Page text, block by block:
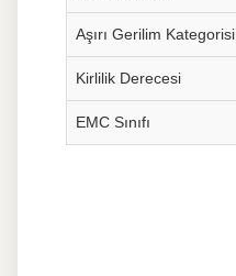
Aşırı Gerilim Kategorisi
Kirlilik Derecesi
EMC Sınıfı